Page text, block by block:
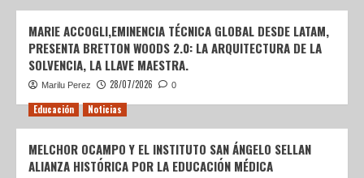
MARIE ACCOGLI,EMINENCIA TÉCNICA GLOBAL DESDE LATAM,
PRESENTA BRETTON WOODS 2.0: LA ARQUITECTURA DE LA
SOLVENCIA, LA LLAVE MAESTRA.
Marilu Perez 28/07/2026 0
Educación Noticias
MELCHOR OCAMPO Y EL INSTITUTO SAN ÁNGELO SELLAN
ALIANZA HISTÓRICA POR LA EDUCACIÓN MÉDICA